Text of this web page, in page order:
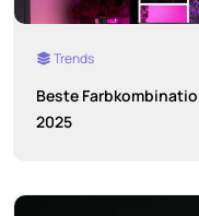
Trends
Beste
2025